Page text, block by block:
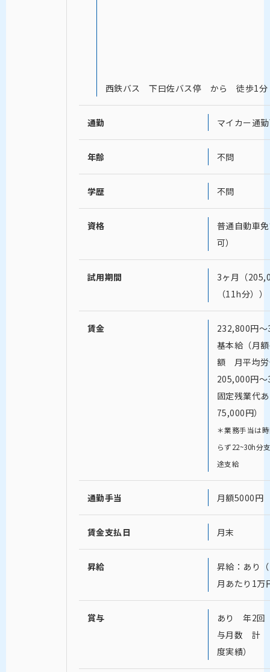
西鉄バス 下曰佐バス停 から 徒歩1分
通勤 マイカー通
年齢 不問
学歴 不問
資格
普通自動車
可）
試用期間
3ヶ月（
（11h分））
賃金
232,800円
基本給（月
額 月平均労
205,000円
固定残業代
75,000円）
＊業務手当は
らず22~30h分
途支給
通勤手当 月額5000円
賃金支払日 月末
昇給
昇給：あり
月あたり1万
賞与
あり 年2回
与月数 計
度実績）